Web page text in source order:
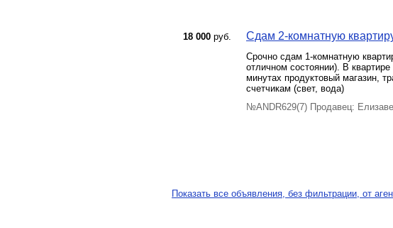
18 000 руб. Сдам 2-комнатную
Срочно сдам 1-комнатную
отличном состоянии). В
минутах продуктовый магазин,
счетчикам (свет, вода)
№ANDR629(7) Продавец:
Показать все объявления, без фильтрации, от